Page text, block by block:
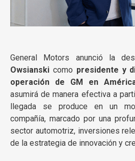
General Motors anunció la
Owsianski como presidente y
operación de GM en
asumirá de manera efectiva a
llegada se produce en un
compañía, marcado por una
sector automotriz, inversiones
de la estrategia de innovación y